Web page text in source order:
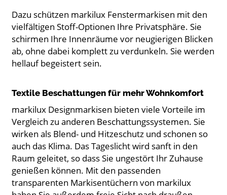
Dazu schützen markilux Fenstermarkisen mit den
vielfältigen Stoff-Optionen Ihre Privatsphäre. Sie
schirmen Ihre Innenräume vor neugierigen Blicken
ab, ohne dabei komplett zu verdunkeln. Sie werden
hellauf begeistert sein.
Textile Beschattungen für mehr Wohnkomfort
markilux Designmarkisen bieten viele Vorteile im
Vergleich zu anderen Beschattungssystemen. Sie
wirken als Blend- und Hitzeschutz und schonen so
auch das Klima. Das Tageslicht wird sanft in den
Raum geleitet, so dass Sie ungestört Ihr Zuhause
genießen können. Mit den passenden
transparenten Markisentüchern von markilux